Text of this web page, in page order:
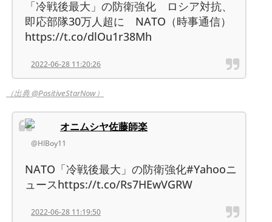
「冷戦後最大」の防衛強化 ロシア対抗、
即応部隊30万人超に NATO（時事通信）
https://t.co/dlOu1r38Mh
2022-06-28 11:20:26
（出典 @PositiveStarNow）
オニムシヤ佐藤師楽
@HlBoy11
NATO「冷戦後最大」の防衛強化#Yahooニ
ュースhttps://t.co/Rs7HEwVGRW
2022-06-28 11:19:50